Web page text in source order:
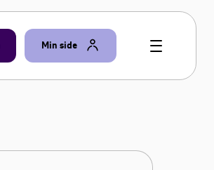
Min side